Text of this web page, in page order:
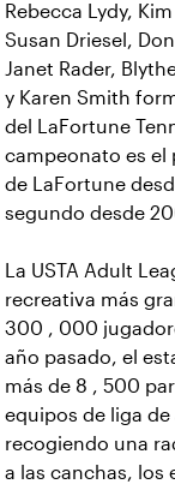
Rebecca Lydy,
Susan Driesel,
Janet Rader,
y Karen Smith
del LaFortune
campeonato es el
de LaFortune
segundo desde
La USTA Adult
recreativa más
300 , 000
año pasado, el
más de 8 , 500
equipos de liga
recogiendo una
a las canchas, los